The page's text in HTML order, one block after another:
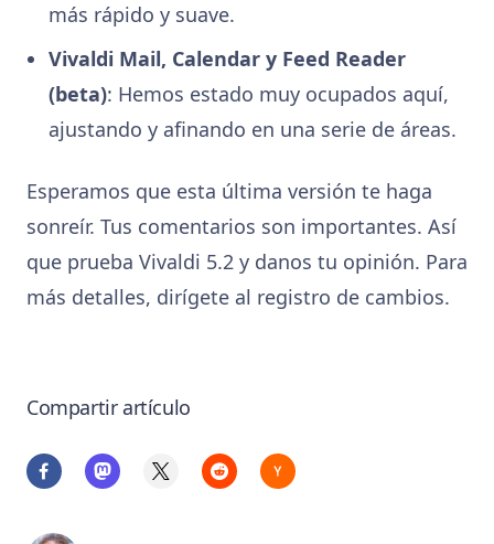
más rápido y suave.
Vivaldi Mail, Calendar y Feed Reader
(beta): Hemos estado muy ocupados aquí,
ajustando y afinando en una serie de áreas.
Esperamos que esta última versión te haga
sonreír. Tus comentarios son importantes. Así
que prueba Vivaldi 5.2 y danos tu opinión. Para
más detalles, dirígete al registro de cambios.
Compartir artículo